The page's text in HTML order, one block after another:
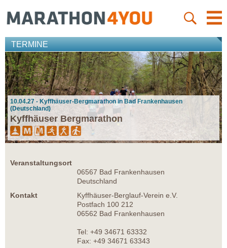
TERMINE
10.04.27 - Kyffhäuser-Bergmarathon in Bad Frankenhausen
(Deutschland)
Kyffhäuser Bergmarathon
Veranstaltungsort
06567 Bad Frankenhausen
Deutschland
Kontakt
Kyffhäuser-Berglauf-Verein e.V.
Postfach 100 212
06562 Bad Frankenhausen
Tel: +49 34671 63332
Fax: +49 34671 63343